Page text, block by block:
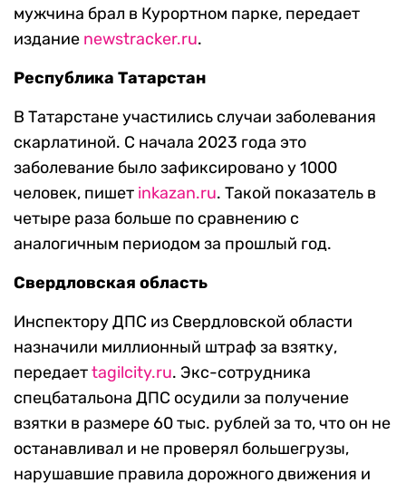
мужчина брал в Курортном парке, передает
издание newstracker.ru.
Республика Татарстан
В Татарстане участились случаи заболевания
скарлатиной. С начала 2023 года это
заболевание было зафиксировано у 1000
человек, пишет inkazan.ru. Такой показатель в
четыре раза больше по сравнению с
аналогичным периодом за прошлый год.
Свердловская область
Инспектору ДПС из Свердловской области
назначили миллионный штраф за взятку,
передаетtagilcity.ru. Экс-сотрудника
спецбатальона ДПС осудили за получение
взятки в размере 60 тыс. рублей за то, что он не
останавливал и не проверял большегрузы,
нарушавшие правила дорожного движения и